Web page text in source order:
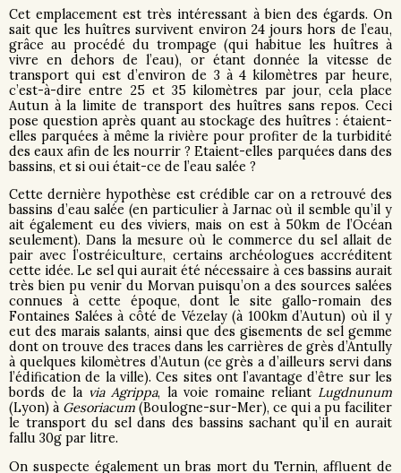
Cet emplacement est très intéressant à bien des égards. On
sait que les huîtres survivent environ 24 jours hors de l’eau,
grâce au procédé du trompage (qui habitue les huîtres à
vivre en dehors de l’eau), or étant donnée la vitesse de
transport qui est d’environ de 3 à 4 kilomètres par heure,
c’est-à-dire entre 25 et 35 kilomètres par jour, cela place
Autun à la limite de transport des huîtres sans repos. Ceci
pose question après quant au stockage des huîtres : étaient-
elles parquées à même la rivière pour profiter de la turbidité
des eaux afin de les nourrir ? Etaient-elles parquées dans des
bassins, et si oui était-ce de l’eau salée ?
Cette dernière hypothèse est crédible car on a retrouvé des
bassins d’eau salée (en particulier à Jarnac où il semble qu’il y
ait également eu des viviers, mais on est à 50km de l’Océan
seulement). Dans la mesure où le commerce du sel allait de
pair avec l’ostréiculture, certains archéologues accréditent
cette idée. Le sel qui aurait été nécessaire à ces bassins aurait
très bien pu venir du Morvan puisqu’on a des sources salées
connues à cette époque, dont le site gallo-romain des
Fontaines Salées à côté de Vézelay (à 100km d’Autun) où il y
eut des marais salants, ainsi que des gisements de sel gemme
dont on trouve des traces dans les carrières de grès d’Antully
à quelques kilomètres d’Autun (ce grès a d’ailleurs servi dans
l’édification de la ville). Ces sites ont l’avantage d’être sur les
bords de la via Agrippa, la voie romaine reliant Lugdnunum
(Lyon) à Gesoriacum (Boulogne-sur-Mer), ce qui a pu faciliter
le transport du sel dans des bassins sachant qu’il en aurait
fallu 30g par litre.
On suspecte également un bras mort du Ternin, affluent de